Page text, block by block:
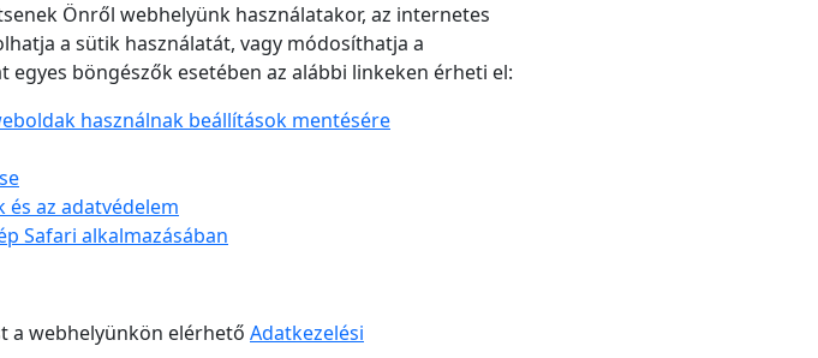
Önről webhelyünk használatakor, az internetes
a sütik használatát, vagy módosíthatja a
böngészők esetében az alábbi linkeken érheti el:
használnak beállítások mentésére
és az adatvédelem
Safari alkalmazásában
a webhelyünkön elérhető Adatkezelési